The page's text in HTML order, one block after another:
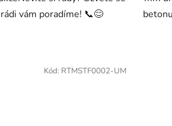
vám poradíme! 📞😊
Kód: RTMSTF0002-UM